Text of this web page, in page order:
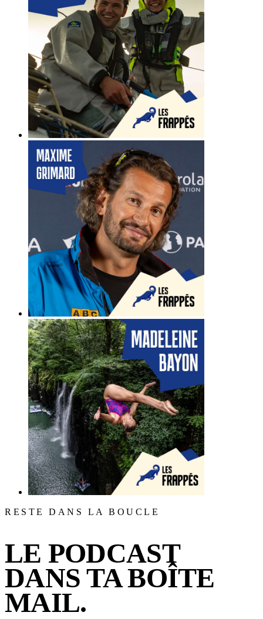
RESTE DANS LA BOUCLE
LE PODCAST
DANS TA BOÎTE
MAIL.